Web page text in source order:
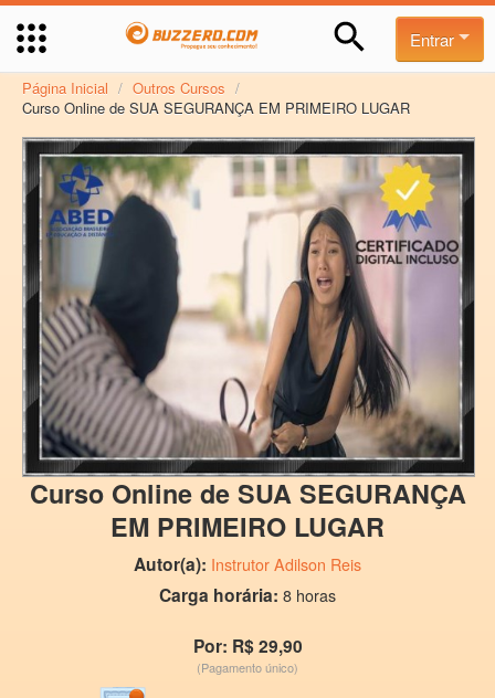
Entrar
Página Inicial / Outros Cursos /
Curso Online de SUA SEGURANÇA EM PRIMEIRO LUGAR
Curso Online de SUA SEGURANÇA
EM PRIMEIRO LUGAR
Autor(a): Instrutor Adilson Reis
Carga horária: 8 horas
Por: R$ 29,90
(Pagamento único)